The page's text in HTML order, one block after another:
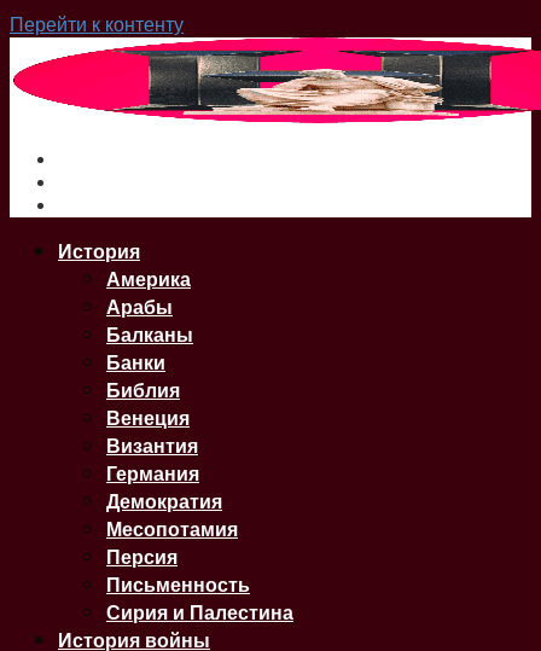
Перейти к контенту
История
Америка
Арабы
Балканы
Банки
Библия
Венеция
Византия
Германия
Демократия
Месопотамия
Персия
Письменность
Сирия и Палестина
История войны